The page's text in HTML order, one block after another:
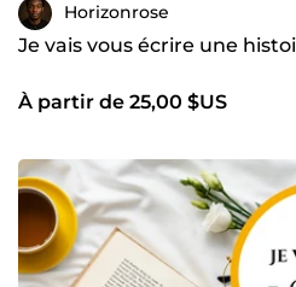
Horizonrose
Je vais vous écrire une
À partir de 25,00 $US